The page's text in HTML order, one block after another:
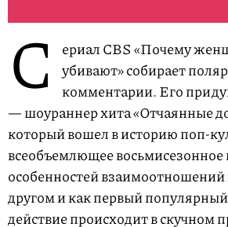
С
ериал CBS «Почему
убивают» собирает
комментарии. Его
— шоураннер хита «Отчаянные
который вошел в историю поп-
всеобъемлющее восьмисезонное
особенностей
другом и как первый популярный
действие происходит в скучном